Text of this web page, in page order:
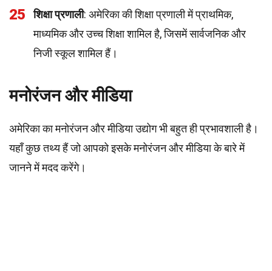
25 शिक्षा प्रणाली: अमेरिका की शिक्षा प्रणाली में प्राथमिक,
माध्यमिक और उच्च शिक्षा शामिल है, जिसमें सार्वजनिक और
निजी स्कूल शामिल हैं।
मनोरंजन और मीडिया
अमेरिका का मनोरंजन और मीडिया उद्योग भी बहुत ही प्रभावशाली है।
यहाँ कुछ तथ्य हैं जो आपको इसके मनोरंजन और मीडिया के बारे में
जानने में मदद करेंगे।